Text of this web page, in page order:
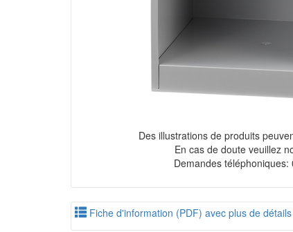
Des illustrations de produits
En cas de doute veuillez
Demandes téléphoniques:
Fiche d'information (PDF) avec plus de détails